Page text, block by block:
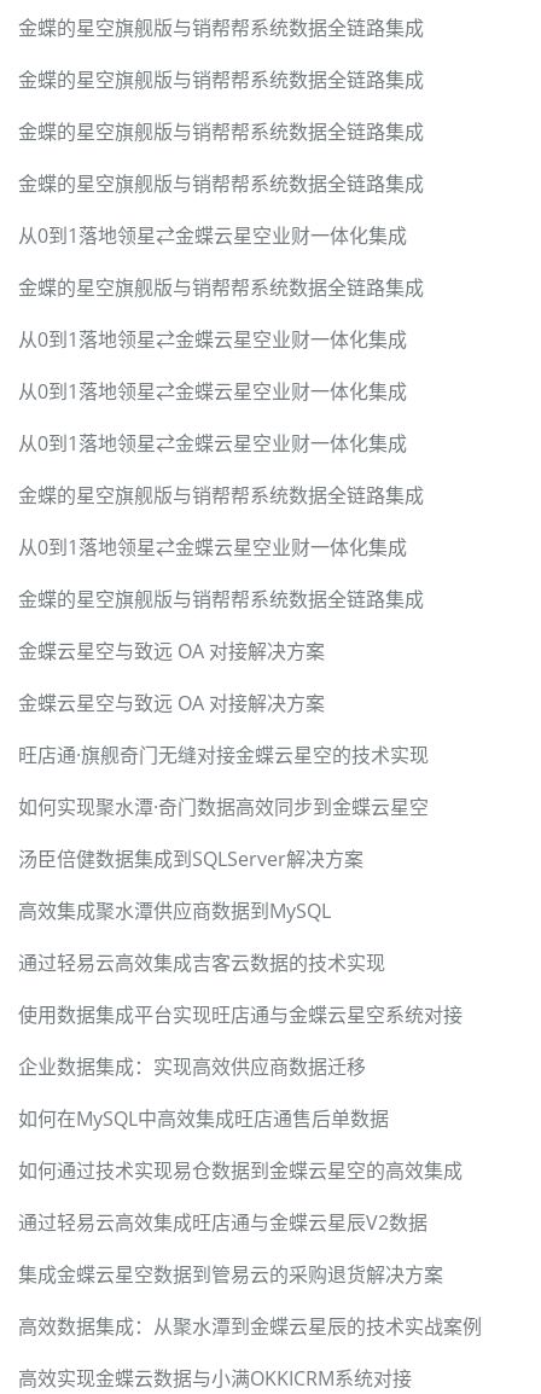
金蝶的星空旗舰版与销帮帮系统数据全链路集成
金蝶的星空旗舰版与销帮帮系统数据全链路集成
金蝶的星空旗舰版与销帮帮系统数据全链路集成
金蝶的星空旗舰版与销帮帮系统数据全链路集成
从0到1落地领星⇄金蝶云星空业财一体化集成
金蝶的星空旗舰版与销帮帮系统数据全链路集成
从0到1落地领星⇄金蝶云星空业财一体化集成
从0到1落地领星⇄金蝶云星空业财一体化集成
从0到1落地领星⇄金蝶云星空业财一体化集成
金蝶的星空旗舰版与销帮帮系统数据全链路集成
从0到1落地领星⇄金蝶云星空业财一体化集成
金蝶的星空旗舰版与销帮帮系统数据全链路集成
金蝶云星空与致远 OA 对接解决方案
金蝶云星空与致远 OA 对接解决方案
旺店通·旗舰奇门无缝对接金蝶云星空的技术实现
如何实现聚水潭·奇门数据高效同步到金蝶云星空
汤臣倍健数据集成到SQLServer解决方案
高效集成聚水潭供应商数据到MySQL
通过轻易云高效集成吉客云数据的技术实现
使用数据集成平台实现旺店通与金蝶云星空系统对接
企业数据集成：实现高效供应商数据迁移
如何在MySQL中高效集成旺店通售后单数据
如何通过技术实现易仓数据到金蝶云星空的高效集成
通过轻易云高效集成旺店通与金蝶云星辰V2数据
集成金蝶云星空数据到管易云的采购退货解决方案
高效数据集成：从聚水潭到金蝶云星辰的技术实战案例
高效实现金蝶云数据与小满OKKICRM系统对接